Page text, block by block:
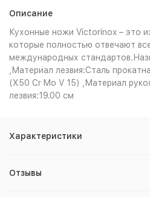
Описание
Кухонные ножи Victorinox – это
которые полностью отвечают
международных
,Материал лезвия:Сталь
(X50 Cr Mo V 15) ,Материал
лезвия:19.00 см
Характеристики
Отзывы